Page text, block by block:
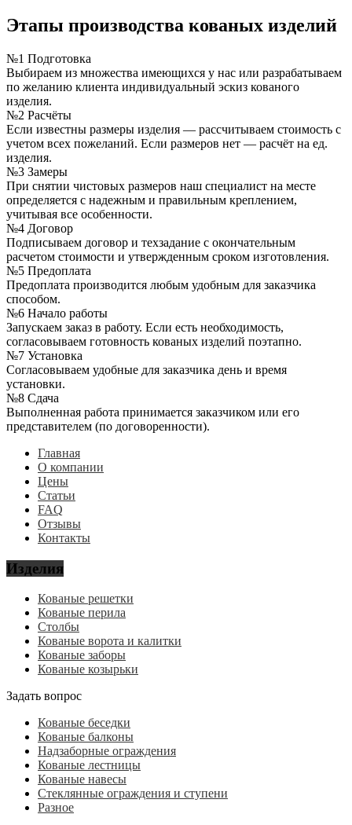
Этапы производства кованых изделий
№1 Подготовка
Выбираем из множества имеющихся у нас или разрабатываем
по желанию клиента индивидуальный эскиз кованого
изделия.
№2 Расчёты
Если известны размеры изделия — рассчитываем стоимость с
учетом всех пожеланий. Если размеров нет — расчёт на ед.
изделия.
№3 Замеры
При снятии чистовых размеров наш специалист на месте
определяется с надежным и правильным креплением,
учитывая все особенности.
№4 Договор
Подписываем договор и техзадание с окончательным
расчетом стоимости и утвержденным сроком изготовления.
№5 Предоплата
Предоплата производится любым удобным для заказчика
способом.
№6 Начало работы
Запускаем заказ в работу. Если есть необходимость,
согласовываем готовность кованых изделий поэтапно.
№7 Установка
Согласовываем удобные для заказчика день и время
установки.
№8 Сдача
Выполненная работа принимается заказчиком или его
представителем (по договоренности).
Главная
О компании
Цены
Статьи
FAQ
Отзывы
Контакты
Изделия
Кованые решетки
Кованые перила
Столбы
Кованые ворота и калитки
Кованые заборы
Кованые козырьки
Задать вопрос
Кованые беседки
Кованые балконы
Надзаборные ограждения
Кованые лестницы
Кованые навесы
Стеклянные ограждения и ступени
Разное